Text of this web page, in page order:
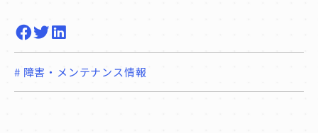
# 障害・メンテナンス情報